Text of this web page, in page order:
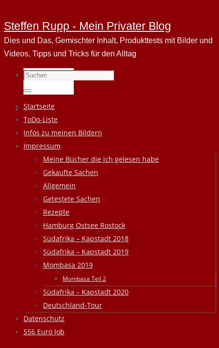
Steffen Rupp - Mein Privater Blog
Dies und Das, Gemischter Inhalt, Produkttests mit Bilder und
Videos, Tipps und Tricks für den Alltag
Suchen
nach:
Suchen
Zum
Inhalt
springen
Startseite
ToDo-Liste
Infos zu meinen Bildern
Impressum
Meine Bücher die ich gelesen habe
Gekaufte Sachen
Allgemein
Getestete Sachen
Rezepte
Hamburg Ostsee Rostock
Südafrika – Kapstadt 2018
Südafrika – Kapstadt 2019
Mombasa 2019
Mombasa Teil 2
Südafrika – Kapstadt 2020
Deutschland-Tour
Datenschutz
556 Euro Job